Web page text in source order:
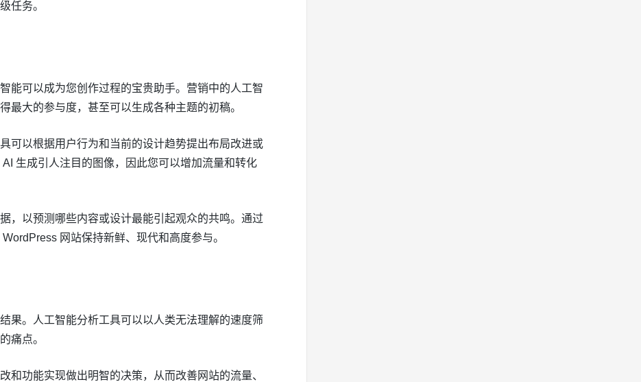
任务。
能可以成为您创作过程的宝贵助手。营销中的人工智
最大的参与度，甚至可以生成各种主题的初稿。
可以根据用户行为和当前的设计趋势提出布局改进或
生成引人注目的图像，因此您可以增加流量和转化
，以预测哪些内容或设计最能引起观众的共鸣。通过
网站保持新鲜、现代和高度参与。
果。人工智能分析工具可以以人类无法理解的速度筛
痛点。
和功能实现做出明智的决策，从而改善网站的流量、